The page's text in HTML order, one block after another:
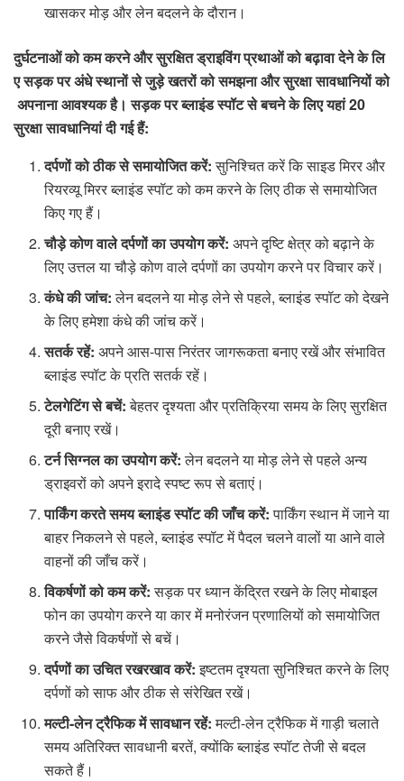
खासकर मोड़ और लेन बदलने के दौरान।
दुर्घटनाओंकोकमकरनेऔरसुरक्षितड्राइविंगप्रथाओंकोबढ़ावादेनेकेलि
एसड़कपरअंधेस्थानोंसेजुड़ेखतरोंकोसमझनाऔरसुरक्षासावधानियोंको
अपनानाआवश्यकहै। सड़कपरब्लाइंडस्पॉटसेबचनेकेलिएयहां20
सुरक्षासावधानियांदीगईहैं:
दर्पणों को ठीक से समायोजित करें:सुनिश्चित करें कि साइड मिरर और
रियरव्यू मिरर ब्लाइंड स्पॉट को कम करने के लिए ठीक से समायोजित
किए गए हैं।
चौड़े कोण वाले दर्पणों का उपयोग करें: अपने दृष्टि क्षेत्र को बढ़ाने के
लिए उत्तल या चौड़े कोण वाले दर्पणों का उपयोग करने पर विचार करें।
कंधे की जांच:लेन बदलने या मोड़ लेने से पहले, ब्लाइंड स्पॉट को देखने
के लिए हमेशा कंधे की जांच करें।
सतर्क रहें: अपने आस-पास निरंतर जागरूकता बनाए रखें और संभावित
ब्लाइंड स्पॉट के प्रति सतर्क रहें।
टेलगेटिंग से बचें:बेहतर दृश्यता और प्रतिक्रिया समय के लिए सुरक्षित
दूरी बनाए रखें।
टर्न सिग्नल का उपयोग करें:लेन बदलने या मोड़ लेने से पहले अन्य
ड्राइवरों को अपने इरादे स्पष्ट रूप से बताएं।
पार्किंग करते समय ब्लाइंड स्पॉट की जाँच करें:पार्किंग स्थान में जाने या
बाहर निकलने से पहले, ब्लाइंड स्पॉट में पैदल चलने वालों या आने वाले
वाहनों की जाँच करें।
विकर्षणों को कम करें:सड़क पर ध्यान केंद्रित रखने के लिए मोबाइल
फोन का उपयोग करने या कार में मनोरंजन प्रणालियों को समायोजित
करने जैसे विकर्षणों से बचें।
दर्पणों का उचित रखरखाव करें:इष्टतम दृश्यता सुनिश्चित करने के लिए
दर्पणों को साफ और ठीक से संरेखित रखें।
मल्टी-लेन ट्रैफिक में सावधान रहें:मल्टी-लेन ट्रैफिक में गाड़ी चलाते
समय अतिरिक्त सावधानी बरतें, क्योंकि ब्लाइंड स्पॉट तेजी से बदल
सकते हैं।